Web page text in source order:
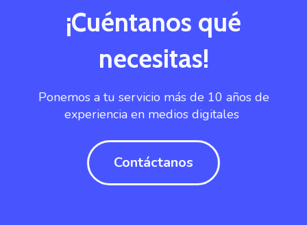
¡Cuéntanos qué
necesitas!
Ponemos a tu servicio más de 10 años de
experiencia en medios digitales
Contáctanos